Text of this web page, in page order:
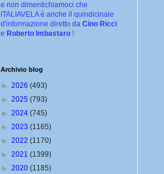
e non dimentichiamoci che
ITALIAVELA è anche il quindicinale
d'informazione diretto da Cino Ricci
e Roberto Imbastaro !
Archivio blog
► 2026 (493)
► 2025 (793)
► 2024 (745)
► 2023 (1165)
► 2022 (1170)
► 2021 (1399)
► 2020 (1185)